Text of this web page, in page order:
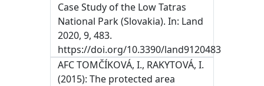
Case Study of the Low Tatras
National Park (Slovakia). In: Land
2020, 9, 483.
https://doi.org/10.3390/land9120483
AFC TOMČÍKOVÁ, I., RAKYTOVÁ, I.
(2015): The protected area